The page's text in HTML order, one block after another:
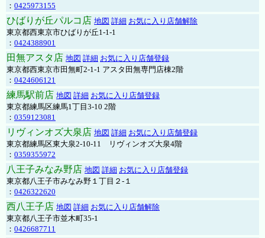
： 0425973155
ひばりが丘パルコ店 地図 詳細 お気に入り店舗解除
東京都西東京市ひばりが丘1-1-1
： 0424388901
田無アスタ店 地図 詳細 お気に入り店舗登録
東京都西東京市田無町2-1-1 アスタ田無専門店棟2階
： 0424606121
練馬駅前店 地図 詳細 お気に入り店舗登録
東京都練馬区練馬1丁目3-10 2階
： 0359123081
リヴィンオズ大泉店 地図 詳細 お気に入り店舗登録
東京都練馬区東大泉2-10-11 リヴィンオズ大泉4階
： 0359355972
八王子みなみ野店 地図 詳細 お気に入り店舗登録
東京都八王子市みなみ野１丁目２-１
： 0426322620
西八王子店 地図 詳細 お気に入り店舗解除
東京都八王子市並木町35-1
： 0426687711